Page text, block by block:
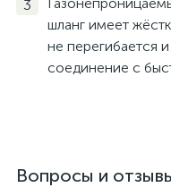
шланг имеет
не перегибается
соединение с
Вопросы и